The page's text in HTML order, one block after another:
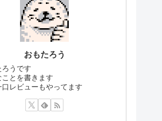
おもたろう
ろうです
ことを書きます
口レビューもやってます